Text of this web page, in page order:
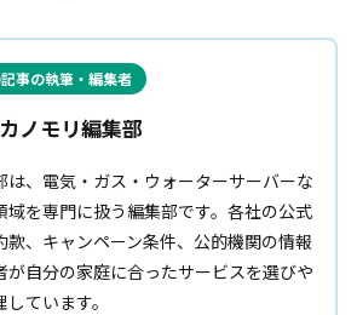
事の執筆・編集者
ノモリ編集部
は、電気・ガス・ウォーターサーバーな
域を専門に扱う編集部です。各社の公式
款、キャンペーン条件、公的機関の情報
が自分の家庭に合ったサービスを選びや
ています。